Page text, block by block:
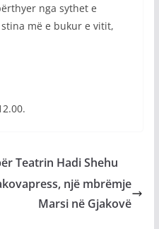
nga sythet e
më e bukur e vitit,
Teatrin Hadi Shehu
një mbrëmje
Marsi në Gjakovë